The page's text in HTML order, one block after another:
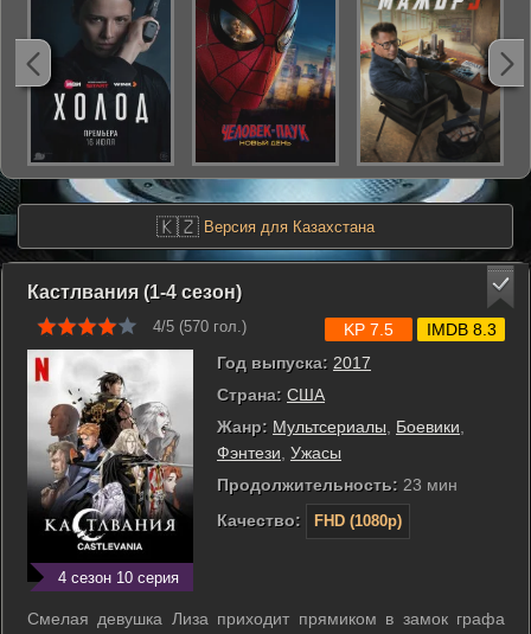
🇰🇿 Версия для Казахстана
Кастлвания (1-4 сезон)
4/5 (570 гол.)
4 сезон 10 серия
Год выпуска: 2017
Страна: США
Жанр: Мультсериалы Боевики
Фэнтези Ужасы
Продолжительность: 23 мин
Качество:
FHD (1080p)
KP 7.5 IMDB 8.3
Смелая девушка Лиза приходит прямиком в замок графа